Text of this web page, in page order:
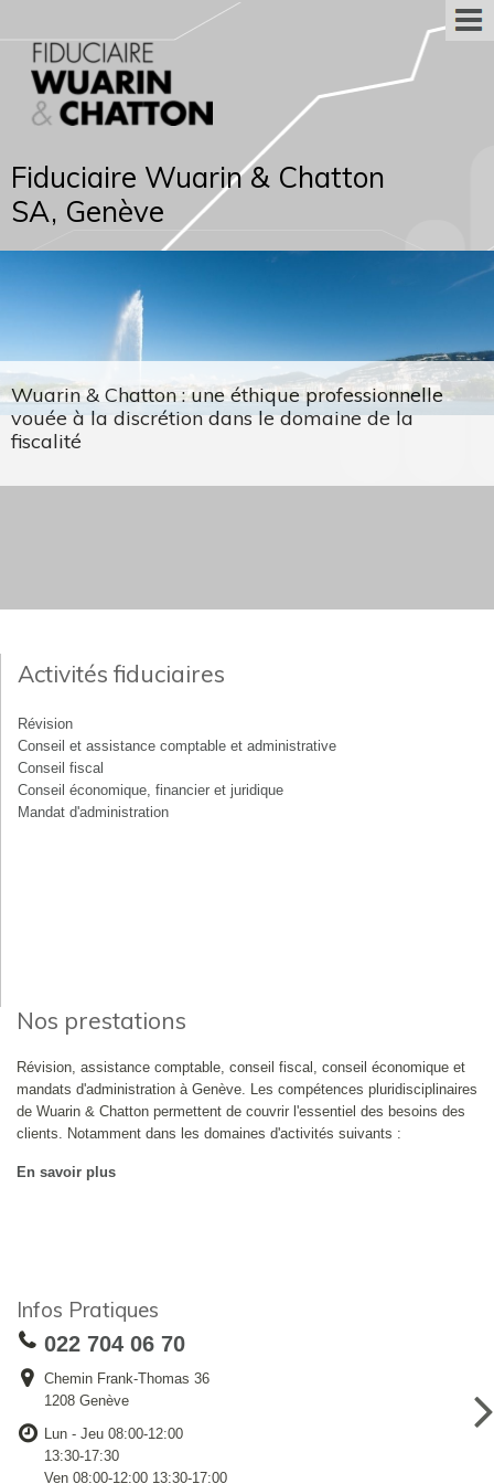
Fiduciaire Wuarin & Chatton
SA, Genève
Wuarin & Chatton : une éthique professionnelle
vouée à la discrétion dans le domaine de la
fiscalité
Activités fiduciaires
Révision
Conseil et assistance comptable et administrative
Conseil fiscal
Conseil économique, financier et juridique
Mandat d'administration
Nos prestations
Révision, assistance comptable, conseil fiscal, conseil économique et
mandats d'administration à Genève. Les compétences pluridisciplinaires
de Wuarin & Chatton permettent de couvrir l'essentiel des besoins des
clients. Notamment dans les domaines d'activités suivants :
En savoir plus
Infos Pratiques
022 704 06 70
Chemin Frank-Thomas 36
1208 Genève
Lun - Jeu 08:00-12:00
13:30-17:30
Ven 08:00-12:00 13:30-17:00